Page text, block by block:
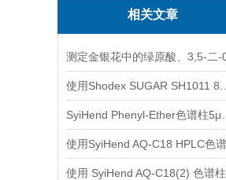
相关文章